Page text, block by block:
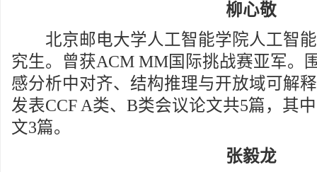
柳心敬
北京邮电大学人工智能学院人工智能
究生。曾获ACM MM国际挑战赛亚军。
感分析中对齐、结构推理与开放域可解
发表CCF A类、B类会议论文共5篇，其
文3篇。
张毅龙